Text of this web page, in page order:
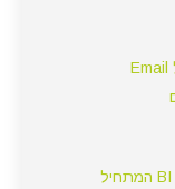
איך לשפר את עבירות המייל Email